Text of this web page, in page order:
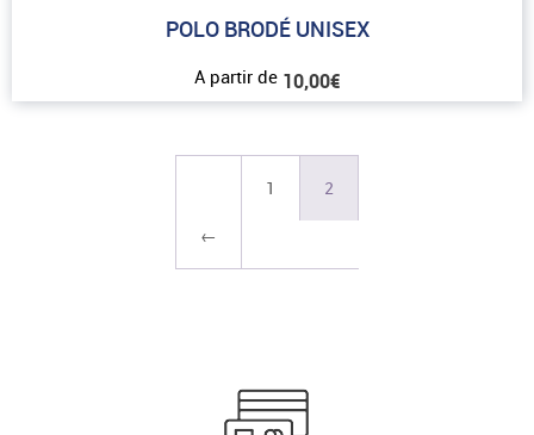
POLO BRODÉ UNISEX
A partir de 10,00€
←
1 2